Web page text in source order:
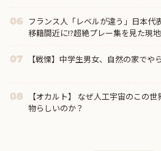
06 フランス人「レベルが違う」日本代
移籍間近に!?超絶プレー集を見た現
07 【戦慄】中学生男女、自然の家でや
08
【オカルト】 なぜ人工宇宙のこの
物らしいのか？